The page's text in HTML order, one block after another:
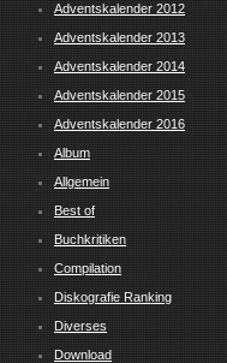
Adventskalender 2012
Adventskalender 2013
Adventskalender 2014
Adventskalender 2015
Adventskalender 2016
Album
Allgemein
Best of
Buchkritiken
Compilation
Diskografie Ranking
Diverses
Download